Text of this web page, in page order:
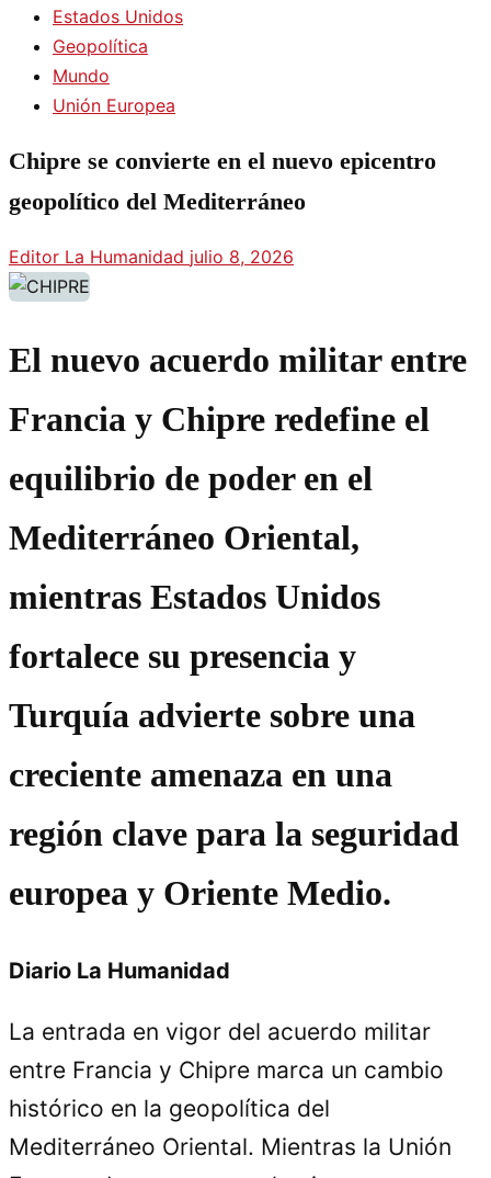
Estados Unidos
Geopolítica
Mundo
Unión Europea
Chipre se convierte en el nuevo epicentro
geopolítico del Mediterráneo
Editor La Humanidad julio 8, 2026
El nuevo acuerdo militar entre
Francia y Chipre redefine el
equilibrio de poder en el
Mediterráneo Oriental,
mientras Estados Unidos
fortalece su presencia y
Turquía advierte sobre una
creciente amenaza en una
región clave para la seguridad
europea y Oriente Medio.
Diario La Humanidad
La entrada en vigor del acuerdo militar
entre Francia y Chipre marca un cambio
histórico en la geopolítica del
Mediterráneo Oriental. Mientras la Unión